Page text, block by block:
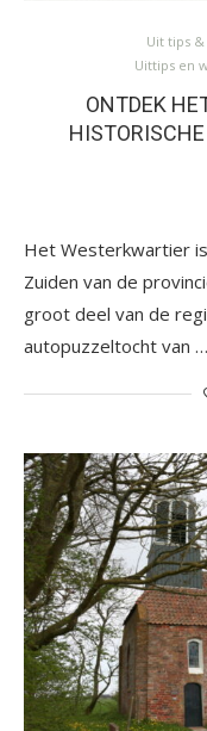
Uit tips
Uittips en
ONTDEK
Het Westerkwartier
Zuiden van de
groot deel van de
autopuzzeltocht van …